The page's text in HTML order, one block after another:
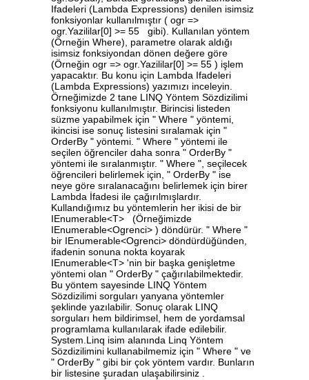
Ifadeleri (Lambda Expressions) denilen isimsiz
fonksiyonlar kullanılmıştır ( ogr =>
ogr.Yazililar[0] >= 55 gibi). Kullanılan yöntem
(Örneğin Where), parametre olarak aldığı
isimsiz fonksiyondan dönen değere göre
(Örneğin ogr => ogr.Yazililar[0] >= 55 ) işlem
yapacaktır. Bu konu için Lambda Ifadeleri
(Lambda Expressions) yazımızı inceleyin.
Örneğimizde 2 tane LINQ Yöntem Sözdizilimi
fonksiyonu kullanılmıştır. Birincisi listeden
süzme yapabilmek için " Where " yöntemi,
ikincisi ise sonuç listesini sıralamak için "
OrderBy " yöntemi. " Where " yöntemi ile
seçilen öğrenciler daha sonra " OrderBy "
yöntemi ile sıralanmıştır. " Where ", seçilecek
öğrencileri belirlemek için, " OrderBy " ise
neye göre sıralanacağını belirlemek için birer
Lambda İfadesi ile çağırılmışlardır.
Kullandığımız bu yöntemlerin her ikisi de bir
IEnumerable<T> (Örneğimizde
IEnumerable<Ogrenci> ) döndürür. " Where "
bir IEnumerable<Ogrenci> döndürdüğünden,
ifadenin sonuna nokta koyarak
IEnumerable<T> 'nin bir başka genişletme
yöntemi olan " OrderBy " çağırılabilmektedir.
Bu yöntem sayesinde LINQ Yöntem
Sözdizilimi sorguları yanyana yöntemler
şeklinde yazılabilir. Sonuç olarak LINQ
sorguları hem bildirimsel, hem de yordamsal
programlama kullanılarak ifade edilebilir.
System.Linq isim alanında Linq Yöntem
Sözdizilimini kullanabilmemiz için " Where " ve
" OrderBy " gibi bir çok yöntem vardır. Bunların
bir listesine şuradan ulaşabilirsiniz .